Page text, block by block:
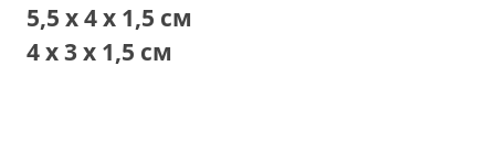
5,5 х 4 х 1,5 см
4 х 3 х 1,5 см